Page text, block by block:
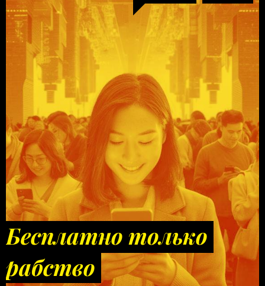
Бесплатно только
рабство